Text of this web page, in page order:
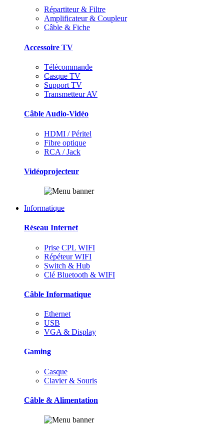
Répartiteur & Filtre
Amplificateur & Coupleur
Câble & Fiche
Accessoire TV
Télécommande
Casque TV
Support TV
Transmetteur AV
Câble Audio-Vidéo
HDMI / Péritel
Fibre optique
RCA / Jack
Vidéoprojecteur
Informatique
Réseau Internet
Prise CPL WIFI
Répéteur WIFI
Switch & Hub
Clé Bluetooth & WIFI
Câble Informatique
Ethernet
USB
VGA & Display
Gaming
Casque
Clavier & Souris
Câble & Alimentation